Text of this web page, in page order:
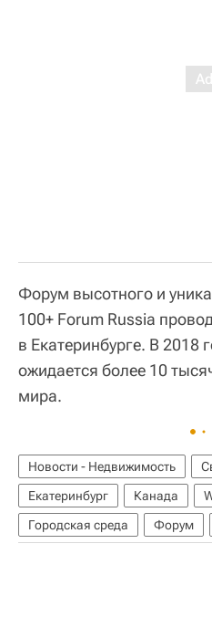
Форум высотного и
100+ Forum Russia
в Екатеринбурге. В 2018
ожидается более 10
мира.
Новости - Недвижимость
Екатеринбург
Канада
Городская среда
Форум